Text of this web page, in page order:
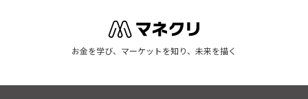
お金を学び、マーケットを知り、未来を描く